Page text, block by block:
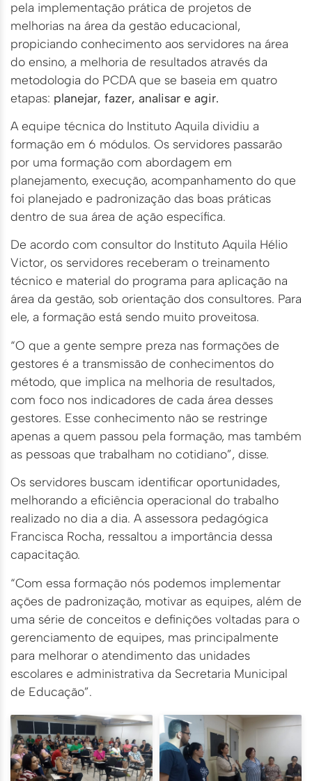
pela implementação prática de projetos de
melhorias na área da gestão educacional,
propiciando conhecimento aos servidores na área
do ensino, a melhoria de resultados através da
metodologia do PCDA que se baseia em quatro
etapas: planejar, fazer, analisar e agir.
A equipe técnica do Instituto Aquila dividiu a
formação em 6 módulos. Os servidores passarão
por uma formação com abordagem em
planejamento, execução, acompanhamento do que
foi planejado e padronização das boas práticas
dentro de sua área de ação específica.
De acordo com consultor do Instituto Aquila Hélio
Victor, os servidores receberam o treinamento
técnico e material do programa para aplicação na
área da gestão, sob orientação dos consultores. Para
ele, a formação está sendo muito proveitosa.
“O que a gente sempre preza nas formações de
gestores é a transmissão de conhecimentos do
método, que implica na melhoria de resultados,
com foco nos indicadores de cada área desses
gestores. Esse conhecimento não se restringe
apenas a quem passou pela formação, mas também
as pessoas que trabalham no cotidiano”, disse.
Os servidores buscam identificar oportunidades,
melhorando a eficiência operacional do trabalho
realizado no dia a dia. A assessora pedagógica
Francisca Rocha, ressaltou a importância dessa
capacitação.
“Com essa formação nós podemos implementar
ações de padronização, motivar as equipes, além de
uma série de conceitos e definições voltadas para o
gerenciamento de equipes, mas principalmente
para melhorar o atendimento das unidades
escolares e administrativa da Secretaria Municipal
de Educação”.